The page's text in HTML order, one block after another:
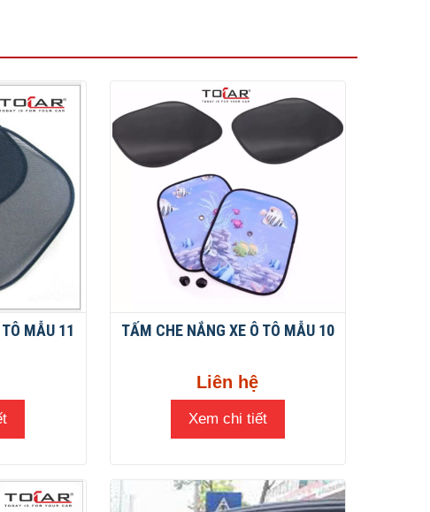
MẪU 11 TẤM CHE NẮNG XE Ô TÔ MẪU 10
Liên hệ
Xem chi tiết